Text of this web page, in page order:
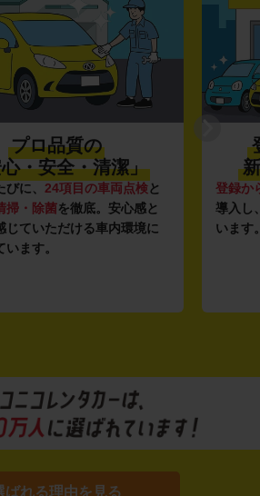
プロ品質の
・安全・清潔」
に、 24項目の車両点検と
掃・除菌を徹底。安心感と
じていただける車内環境に
ます。
登録か
導入し
います
ばれる理由を見る